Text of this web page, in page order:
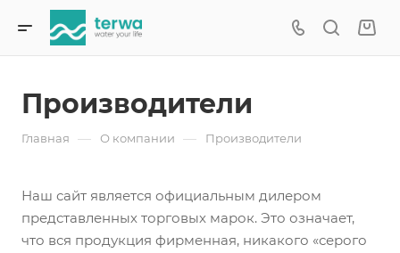
Производители
Главная — О компании — Производители
Наш сайт является официальным дилером
представленных торговых марок. Это означает,
что вся продукция фирменная, никакого «серого